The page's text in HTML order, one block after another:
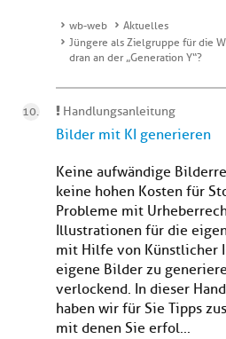
wb-web
Aktuelles
Jüngere als Zielgruppe für die
dran an der „Generation Y“?
Handlungsanleitung
Bilder mit KI generieren
Keine aufwändige
keine hohen Kosten für
Probleme mit
Illustrationen für die
mit Hilfe von Künstlicher
eigene Bilder zu
verlockend. In dieser
haben wir für Sie Tipps
mit denen Sie erfol...